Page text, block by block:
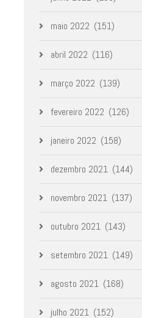
maio 2022 (151)
abril 2022 (116)
março 2022 (139)
fevereiro 2022 (126)
janeiro 2022 (158)
dezembro 2021 (144)
novembro 2021 (137)
outubro 2021 (143)
setembro 2021 (149)
agosto 2021 (168)
julho 2021 (152)